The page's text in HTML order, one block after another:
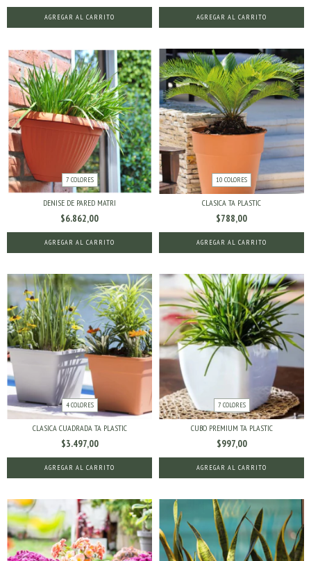
AGREGAR AL CARRITO AGREGAR AL CARRITO
7 COLORES
DENISE DE PARED MATRI
$6.862,00
AGREGAR AL CARRITO
10 COLORES
CLASICA TA PLASTIC
$788,00
AGREGAR AL CARRITO
4 COLORES
CLASICA CUADRADA TA PLASTIC
$3.497,00
AGREGAR AL CARRITO
7 COLORES
CUBO PREMIUM TA PLASTIC
$997,00
AGREGAR AL CARRITO